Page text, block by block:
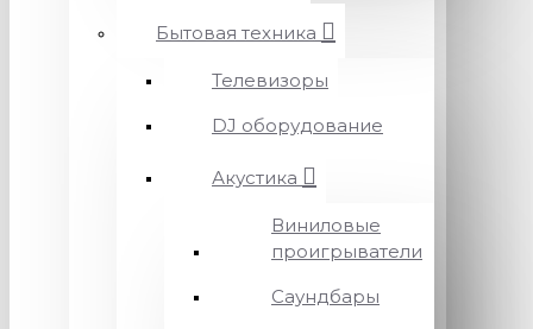
Бытовая техника
Телевизоры
DJ оборудование
Акустика
Виниловые
проигрыватели
Саундбары